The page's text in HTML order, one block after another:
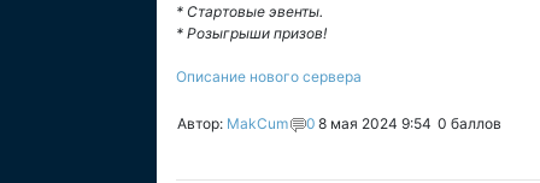
* Стартовые эвенты.
* Розыгрыши призов!
Описание нового сервера
Автор: MakCum 0 8 мая 2024 9:54 0 баллов